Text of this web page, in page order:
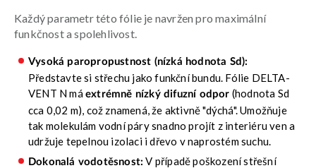
Každý parametr této fólie je navržen pro maximální
funkčnost a spolehlivost.
Vysoká paropropustnost (nízká hodnota Sd):
Představte si střechu jako funkční bundu. Fólie DELTA-
VENT N má extrémně nízký difuzní odpor (hodnota Sd
cca 0,02 m), což znamená, že aktivně "dýchá". Umožňuje
tak molekulám vodní páry snadno projít z interiéru ven a
udržuje tepelnou izolaci i dřevo v naprostém suchu.
Dokonalá vodotěsnost: V případě poškození střešní